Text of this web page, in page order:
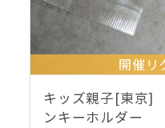
開催リ
キッズ親子[東京
ンキーホルダー